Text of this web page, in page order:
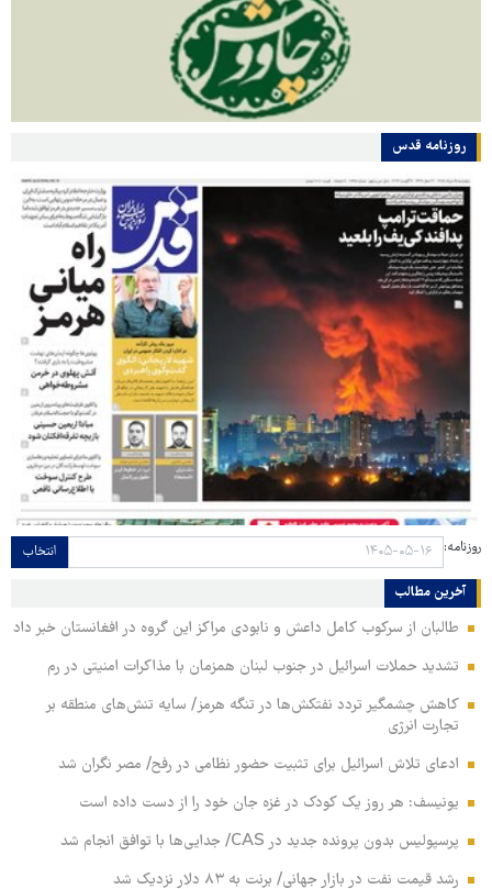
روزنامه قدس
روزنامه: انتخاب
آخرین مطالب
طالبان از سرکوب کامل داعش و نابودی مراکز این گروه در افغانستان خبر داد
تشدید حملات اسرائیل در جنوب لبنان همزمان با مذاکرات امنیتی در رم
کاهش چشمگیر تردد نفتکش‌ها در تنگه هرمز/ سایه تنش‌های منطقه بر
تجارت انرژی
ادعای تلاش اسرائیل برای تثبیت حضور نظامی در رفح/ مصر نگران شد
یونیسف: هر روز یک کودک در غزه جان خود را از دست داده است
پرسپولیس بدون پرونده جدید در CAS/ جدایی‌ها با توافق انجام شد
رشد قیمت نفت در بازار جهانی/ برنت به ۸۳ دلار نزدیک شد